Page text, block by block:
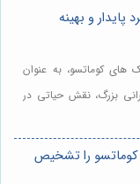
پایدار و بهینه
های کوماتسو، به عنوان
بزرگ، نقش حیاتی در
کوماتسو را تشخیص